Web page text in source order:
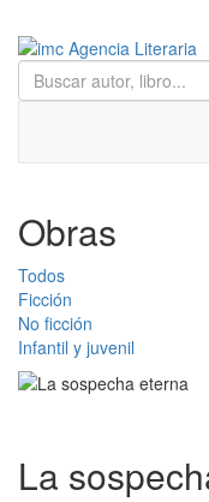
Obras
Todos
Ficción
No ficción
Infantil y juvenil
La